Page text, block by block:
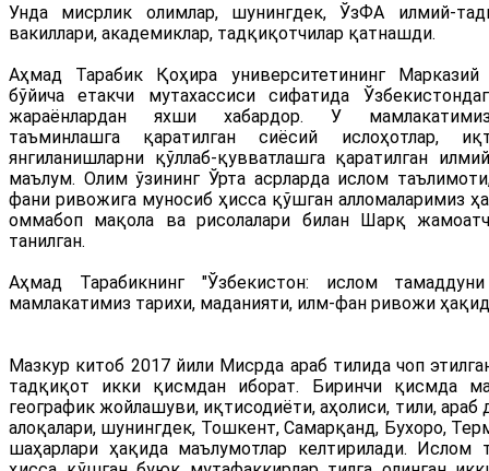
Унда мисрлик олимлар, шунингдек, ЎзФА илмий-
вакиллари, академиклар, тадқиқотчилар қатнашди.
Аҳмад Тарабик Қоҳира университетининг Марказий
бўйича етакчи мутахассиси сифатида
жараёнлардан яхши хабардор. У
таъминлашга қаратилган сиёсий ислоҳотлар,
янгиланишларни қўллаб-қувватлашга қаратилган
маълум. Олим ўзининг Ўрта асрларда ислом
фани ривожига муносиб ҳисса қўшган алломаларимиз
оммабоп мақола ва рисолалари билан Шарқ
танилган.
Аҳмад Тарабикнинг "Ўзбекистон: ислом
мамлакатимиз тарихи, маданияти, илм-фан ривожи
Мазкур китоб 2017 йили Мисрда араб тилида чоп
тадқиқот икки қисмдан иборат. Биринчи қисмда
географик жойлашуви, иқтисодиёти, аҳолиси, тили, араб
алоқалари, шунингдек, Тошкент, Самарқанд, Бухоро,
шаҳарлари ҳақида маълумотлар келтирилади. Ислом